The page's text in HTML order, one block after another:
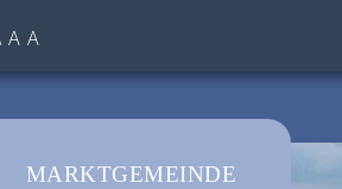
A A
MARKTGEMEINDE